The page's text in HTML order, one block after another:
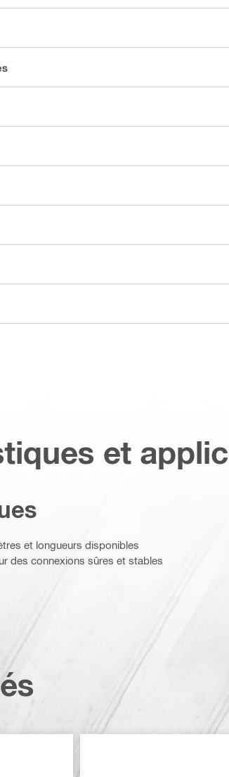
et
et longueurs disponibles
des connexions sûres et stables